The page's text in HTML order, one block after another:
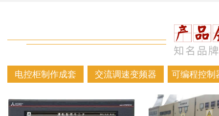
电控柜制作成套 交流调速变频器 可编程控制